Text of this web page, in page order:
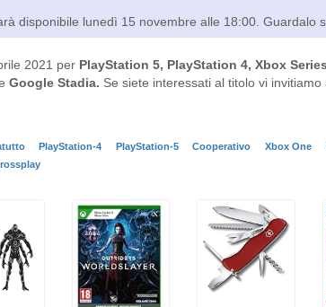
disponibile lunedì 15 novembre alle 18:00. Guardalo
2021 per PlayStation 5, PlayStation 4, Xbox
Google Stadia. Se siete interessati al titolo vi invitiamo
PlayStation-4 PlayStation-5 Cooperativo Xbox One